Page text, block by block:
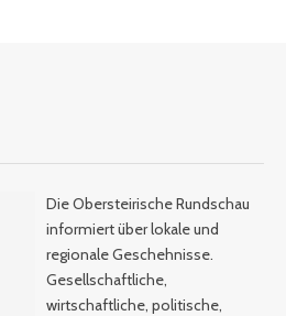
Die Obersteirische Rundschau
informiert über lokale und
regionale Geschehnisse.
Gesellschaftliche,
wirtschaftliche, politische,